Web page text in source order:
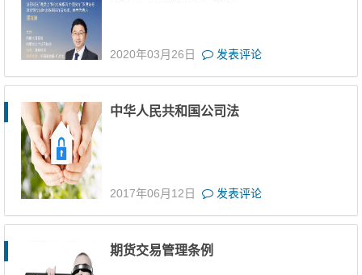
2020年03月26日 发表评论
中华人民共和国公司法
2017年06月12日 发表评论
期货交易管理条例